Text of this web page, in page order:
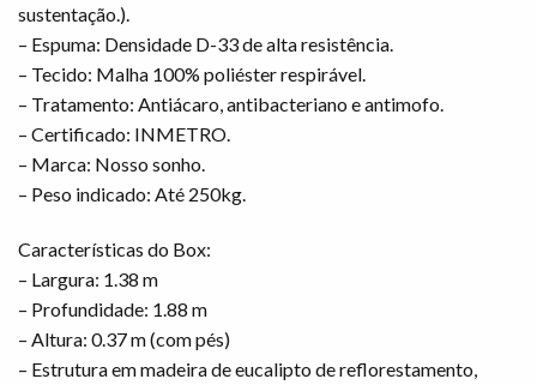
sustentação.).
– Espuma: Densidade D-33 de alta resistência.
– Tecido: Malha 100% poliéster respirável.
– Tratamento: Antiácaro, antibacteriano e antimofo.
– Certificado: INMETRO.
– Marca: Nosso sonho.
– Peso indicado: Até 250kg.
Características do Box:
– Largura: 1.38 m
– Profundidade: 1.88 m
– Altura: 0.37 m (com pés)
– Estrutura em madeira de eucalipto de reflorestamento,